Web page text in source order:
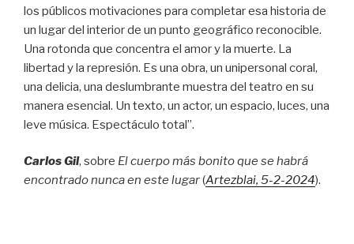
los públicos motivaciones para completar esa historia de
un lugar del interior de un punto geográfico reconocible.
Una rotonda que concentra el amor y la muerte. La
libertad y la represión. Es una obra, un unipersonal coral,
una delicia, una deslumbrante muestra del teatro en su
manera esencial. Un texto, un actor, un espacio, luces, una
leve música. Espectáculo total”.
Carlos Gil, sobre El cuerpo más bonito que se habrá
encontrado nunca en este lugar(Artezblai, 5-2-2024).